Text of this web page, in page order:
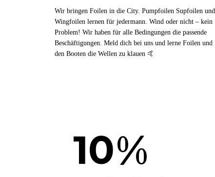
Wir bringen Foilen in die City. Pumpfoilen Supfoilen und
Wingfoilen lernen für jedermann. Wind oder nicht – kein
Problem! Wir haben für alle Bedingungen die passende
Beschäftigungen. Meld dich bei uns und lerne Foilen und
den Booten die Wellen zu klauen 🤙
10%